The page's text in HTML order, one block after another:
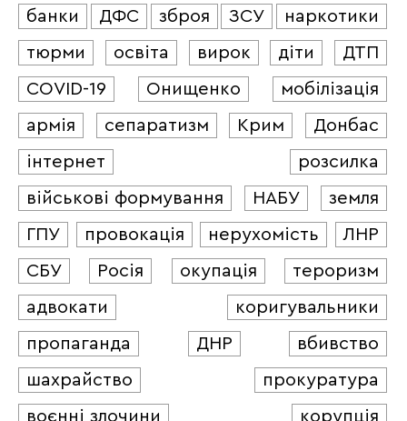
банки ДФС зброя ЗСУ
наркотики
тюрми
освіта вирок діти
ДТП
COVID-19
Онищенко
мобілізація
армія
сепаратизм Крим
Донбас
інтернет
розсилка
військові формування
НАБУ
земля
ГПУ
провокація нерухомість
ЛНР
СБУ
Росія окупація
тероризм
адвокати
коригувальники
пропаганда
ДНР
вбивство
шахрайство
прокуратура
воєнні злочини
корупція